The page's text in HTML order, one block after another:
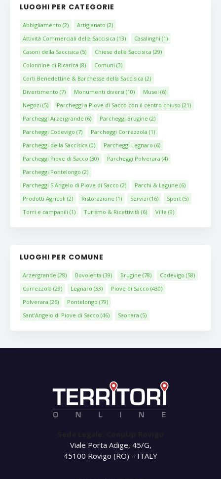
LUOGHI PER CATEGORIE
Abbigliamento (2) Artigianato (2)
Attività Commerciali della Saccisica (13) Casalinghi (1)
Casoni della Saccisica (5) Chiese della Saccisica (29)
Colonnine di Ricarica (8) Comuni (3)
Corti Benedettine & Barchesse della Saccisica (2)
Divertimento (7) Monumenti diversi (10) Musei (6)
Negozi (5) Parcheggi a Piove di Sacco con il centro chiuso (21)
Parcheggi Arzergrande (6) Parcheggi Brugine (2)
Parcheggi Codevigo (7) Parcheggi Correzzola (1)
Parcheggi della Saccisica (0) Parcheggi Legnaro (6)
Parcheggi Piove di Sacco (30) Parcheggi Polverara (4)
Parcheggi Pontelongo (2)
Parcheggi S.Angelo di Piove di Sacco (2) Parchi & Lagune (6)
Prodotti Agricoli (2) Ristorazione (1) Servizi (16) Sport (5)
Torri e campanili (1) Turismo & Ricettività (6) Ville (9)
LUOGHI PER COMUNE
Arzergrande (28) Bovolenta (39) Brugine (78) Codevigo (58)
Correzzola (29) Legnaro (33) Piove di Sacco (430)
Polverara (26) Pontelongo (79)
Sant'Angelo di Piove di Sacco (46) Saonara (5)
Viale Porta Adige, 45/G,
45100 Rovigo (RO) – ITALY